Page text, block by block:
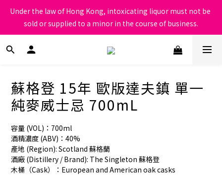
根據香港法律，不得在業務過程中，向未成年人售賣或供應令人醺
醉的酒類
Under the law of Hong Kong, intoxicating liquor must not be
sold or supplied to a minor in the course of business.
根據香港法律，不得在業務過程中，向未成年人售賣或供應令人醺
蘇格登 15年 歐版達夫鎮 單一
純麥威士忌 700mL
容量 (VOL)：700ml
酒精濃度 (ABV)：40%
產地 (Region): Scotland 蘇格蘭
酒廠 (Distillery / Brand): The Singleton 蘇格登
木桶（Cask）：European and American oak casks